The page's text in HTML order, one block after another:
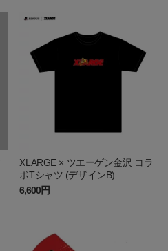
XLARGE × ツエーゲン金沢 コラ
ボTシャツ (デザインB)
6,600円